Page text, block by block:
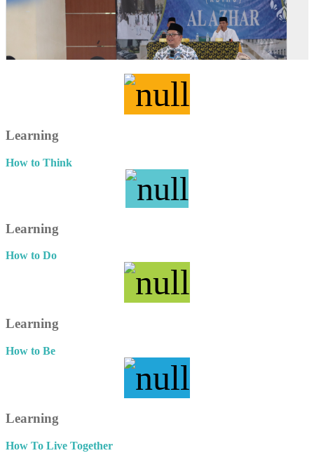
Learning
How to Think
Learning
How to Do
Learning
How to Be
Learning
How To Live Together